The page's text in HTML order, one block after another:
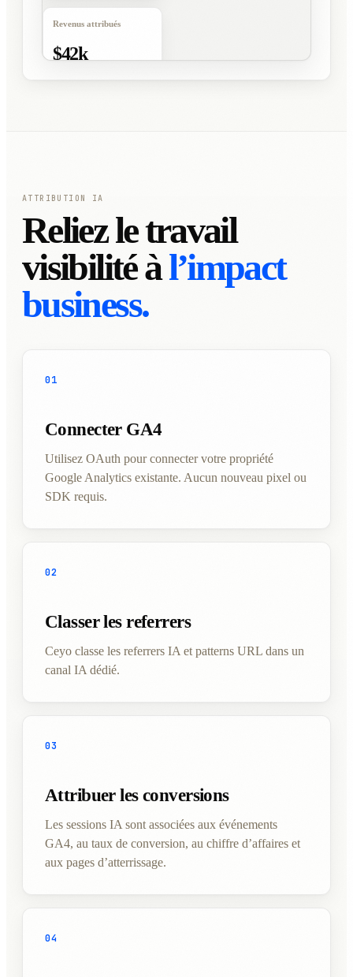
Revenus attribués
$42k
ATTRIBUTION IA
Reliez le travail
visibilité àl’impact
business.
01
Connecter GA4
Utilisez OAuth pour connecter votre propriété
Google Analytics existante. Aucun nouveau pixel ou
SDK requis.
02
Classer les referrers
Ceyo classe les referrers IA et patterns URL dans un
canal IA dédié.
03
Attribuer les conversions
Les sessions IA sont associées aux événements
GA4, au taux de conversion, au chiffre d’affaires et
aux pages d’atterrissage.
04